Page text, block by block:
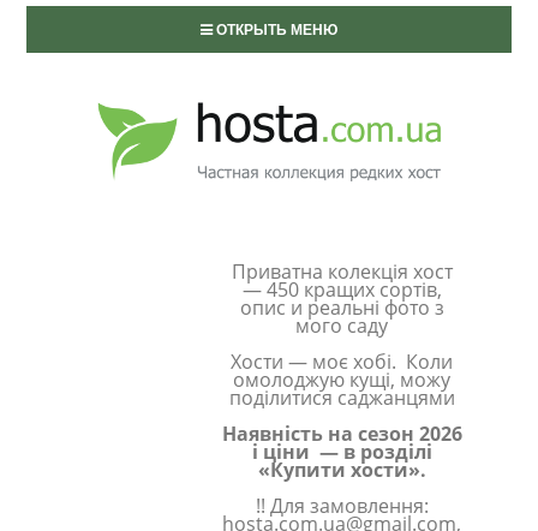
ОТКРЫТЬ МЕНЮ
Приватна колекція хост
— 450 кращих сортів,
опис и реальні фото з
мого саду
Хости — моє хобі. Коли
омолоджую кущі, можу
поділитися саджанцями
Наявність на сезон 2026
і ціни — в розділі
«Купити хости».
!! Для замовлення:
hosta.com.ua@gmail.com,